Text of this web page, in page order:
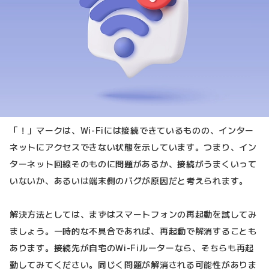
「！」マークは、Wi-Fiには接続できているものの、インター
ネットにアクセスできない状態を示しています。つまり、イン
ターネット回線そのものに問題があるか、接続がうまくいって
いないか、あるいは端末側のバグが原因だと考えられます。
解決方法としては、まずはスマートフォンの再起動を試してみ
ましょう。一時的な不具合であれば、再起動で解消することも
あります。接続先が自宅のWi-Fiルーターなら、そちらも再起
動してみてください。同じく問題が解消される可能性がありま